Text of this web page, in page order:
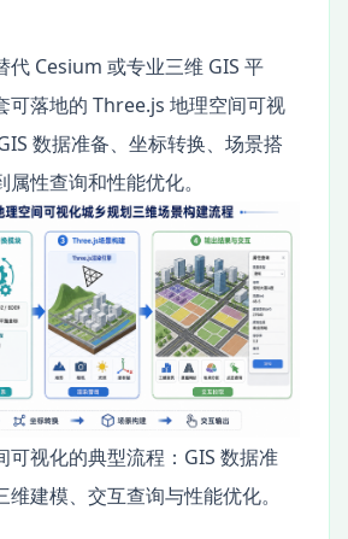
代 Cesium 或专业三维 GIS 平
可落地的 Three.js 地理空间可视
数据准备、坐标转换、场景搭
性查询和性能优化。
可视化的典型流程：GIS 数据准
建模、交互查询与性能优化。